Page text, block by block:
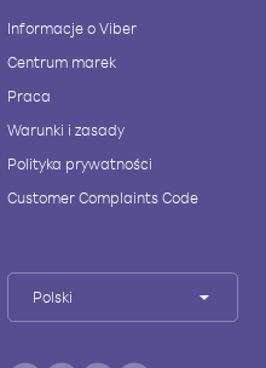
Informacje o Viber
Centrum marek
Praca
Warunki i zasady
Polityka prywatności
Customer Complaints Code
Polski